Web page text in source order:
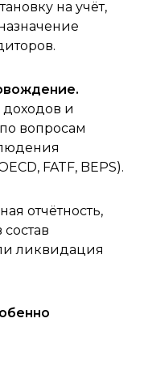
на учёт,
и
вопросам
FATF, BEPS).
отчётность,
ликвидация